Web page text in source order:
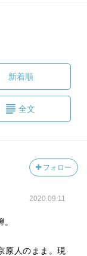
新着順
全文
フォロー
2020.09.11
原人のまま。現